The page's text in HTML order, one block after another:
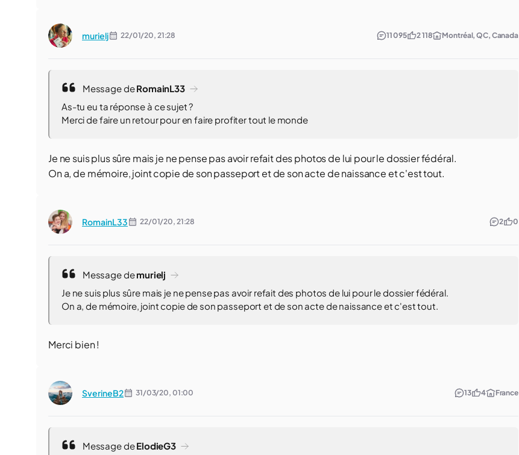
murielj 22/01/20, 21:28 11 095 2 118 Montréal, QC, Canada
Message deRomainL33
As-tu eu ta réponse à ce sujet ?
Merci de faire un retour pour en faire profiter tout le monde
Je ne suis plus sûre mais je ne pense pas avoir refait des photos de lui pour le dossier fédéral.
On a, de mémoire, joint copie de son passeport et de son acte de naissance et c'est tout.
RomainL33 22/01/20, 21:28 2 0
Message demurielj
Je ne suis plus sûre mais je ne pense pas avoir refait des photos de lui pour le dossier fédéral.
On a, de mémoire, joint copie de son passeport et de son acte de naissance et c'est tout.
Merci bien !
SverineB2 31/03/20, 01:00 13 4 France
Message deElodieG3